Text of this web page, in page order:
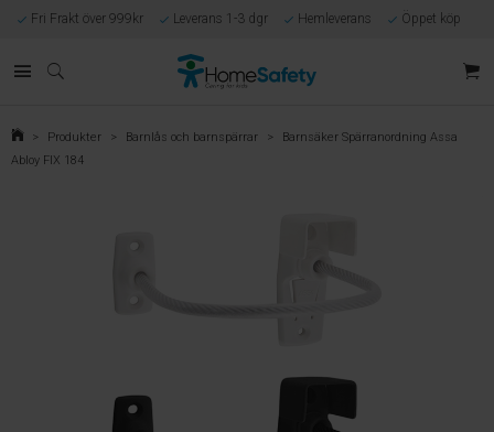
Fri Frakt över 999kr Leverans 1-3 dgr Hemleverans Öppet köp
Egen tillverkning
> Produkter > Barnlås och barnspärrar >
Barnsäker Spärranordning Assa
Abloy FIX 184